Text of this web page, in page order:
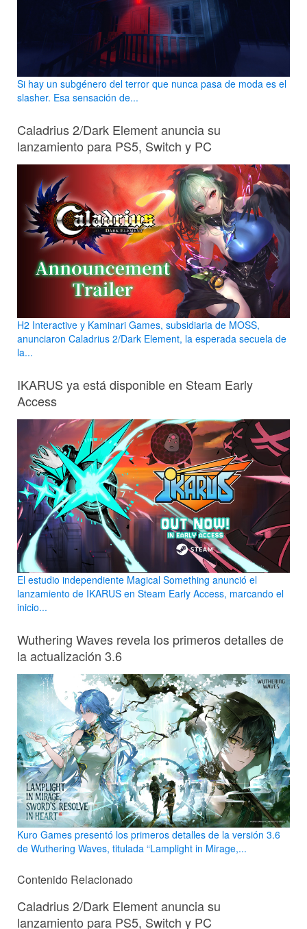
Si hay un subgénero del terror que nunca pasa de moda es el
slasher. Esa sensación de...
Caladrius 2/Dark Element anuncia su
lanzamiento para PS5, Switch y PC
H2 Interactive y Kaminari Games, subsidiaria de MOSS,
anunciaron Caladrius 2/Dark Element, la esperada secuela de
la...
IKARUS ya está disponible en Steam Early
Access
El estudio independiente Magical Something anunció el
lanzamiento de IKARUS en Steam Early Access, marcando el
inicio...
Wuthering Waves revela los primeros detalles de
la actualización 3.6
Kuro Games presentó los primeros detalles de la versión 3.6
de Wuthering Waves, titulada “Lamplight in Mirage,...
Contenido Relacionado
Caladrius 2/Dark Element anuncia su
lanzamiento para PS5, Switch y PC